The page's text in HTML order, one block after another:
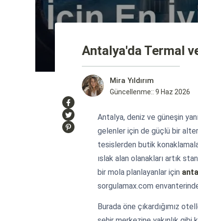
Antalya'da Termal
Mira Yıldırım
Güncellenme:: 9 Haz 2026
Antalya, deniz ve güneşin
gelenler için de güçlü bir
tesislerden butik
ıslak alan olanakları artık
bir mola planlayanlar için
sorgulamax.com
Burada öne çıkardığımız